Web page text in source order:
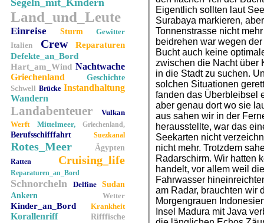
Segeln_mit_Kindern
Land_und_Leute
Einreise Sturm
Gewitter
Italien
Crew
Reparaturen
Defekte_an_Bord
Hart_am_Wind Nachtwache
Griechenland
Geschichte
Schwell Brücke Instandhaltung
Wandern
Landabenteuer
Vulkan
Werft
Mittelmeer, Griechenland,
Berufsschifffahrt Suezkanal
Rotes_Meer Ägypten
Ratten Cruising_life
Reparaturen_an_Bord
Schnorcheln Delfine
Sudan
Ankern
Wetter
Kinder_an_Bord Krankheit
Korallenriff Rifffische
Eigentlich sollten laut
Surabaya markieren,
Tonnenstrasse nicht
beidrehen war wegen
Bucht auch keine
zwischen die Nacht über
in die Stadt zu suchen.
solchen Situationen
fanden das Überbleibsel
aber genau dort wo sie
aus sahen wir in der
herausstellte, war das
Seekarten nicht
nicht mehr. Trotzdem
Radarschirm. Wir hatten
handelt, vor allem weil
Fahrwasser
am Radar, brauchten wir
Morgengrauen
Insel Madura mit Java